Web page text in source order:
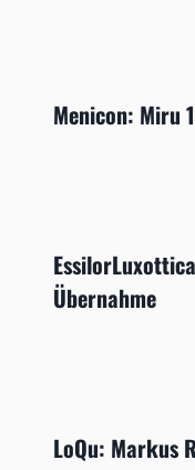
Menicon: Miru
Übernahme
LoQu: Markus